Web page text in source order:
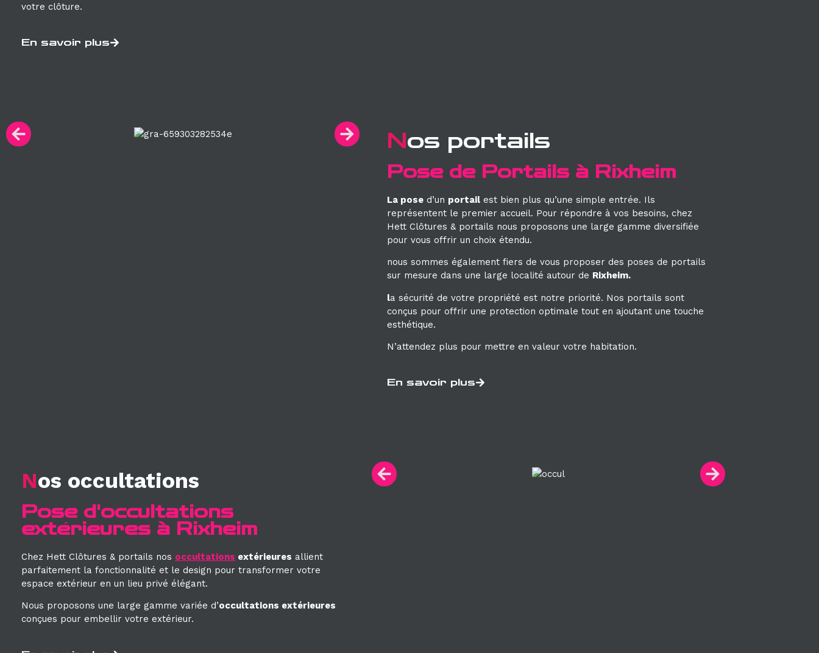
votre clôture.
En savoir plus
Nos portails
Pose de Portails à Rixheim
La pose d’un portail est bien plus qu’une simple entrée. Ils
représentent le premier accueil. Pour répondre à vos besoins, chez
Hett Clôtures & portails nous proposons une large gamme diversifiée
pour vous offrir un choix étendu.
nous sommes également fiers de vous proposer des poses de portails
sur mesure dans une large localité autour de Rixheim.
la sécurité de votre propriété est notre priorité. Nos portails sont
conçus pour offrir une protection optimale tout en ajoutant une touche
esthétique.
N’attendez plus pour mettre en valeur votre habitation.
En savoir plus
Nos occultations
Pose d'occultations
extérieures à Rixheim
Chez Hett Clôtures & portails nos occultations extérieures allient
parfaitement la fonctionnalité et le design pour transformer votre
espace extérieur en un lieu privé élégant.
Nous proposons une large gamme variée d’occultations extérieures
conçues pour embellir votre extérieur.